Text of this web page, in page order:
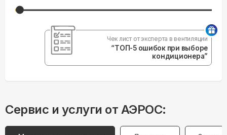
Чек лист от эксперта в вентиляции
“ТОП-5 ошибок при выборе
кондиционера”
Сервис и услуги от АЭРОС: